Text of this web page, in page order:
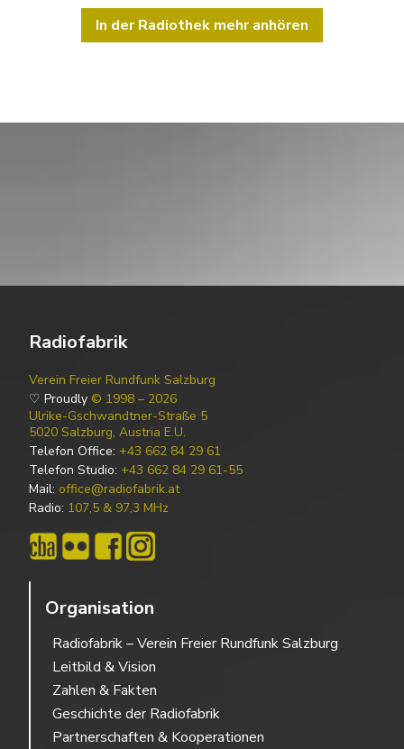
In der Radiothek mehr anhören
Radiofabrik
Verein Freier Rundfunk Salzburg
♡ Proudly © 1998 – 2026
Ulrike-Gschwandtner-Straße 5
5020 Salzburg, Austria E.U.
Telefon Office: +43 662 84 29 61
Telefon Studio: +43 662 84 29 61-55
Mail: office@radiofabrik.at
Radio: 107,5 & 97,3 MHz
Organisation
Radiofabrik – Verein Freier Rundfunk Salzburg
Leitbild & Vision
Zahlen & Fakten
Geschichte der Radiofabrik
Partnerschaften & Kooperationen